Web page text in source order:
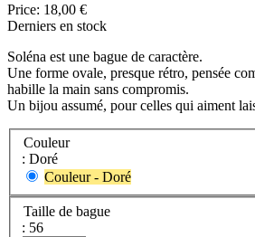
Price: 18,00 €
Derniers en stock
Soléna est une bague de caractère.
Une forme ovale, presque rétro, pensée
habille la main sans compromis.
Un bijou assumé, pour celles qui aiment
Couleur
: Doré
Couleur - Doré
Taille de bague
: 56